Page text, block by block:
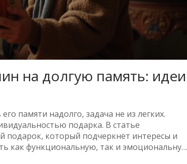
на долгую память: идеи
памяти надолго, задача не из легких.
подарка. В статье
который подчеркнёт интересы и
как функциональную, так и
положительные эмоции.